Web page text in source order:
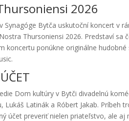
2026
Synagóge Bytča uskutoční koncert v
Thursoniensi 2026. Predstaví sa
koncertu ponúkne originálne
Dom kultúry v Bytči divadelnú
Lukáš Latinák a Róbert Jakab. Príbeh
účet preveriť nielen priateľstvo, ale aj